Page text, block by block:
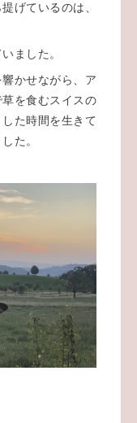
げているのは、
ました。
かせながら、ア
を食むスイスの
た時間を生きて
た。